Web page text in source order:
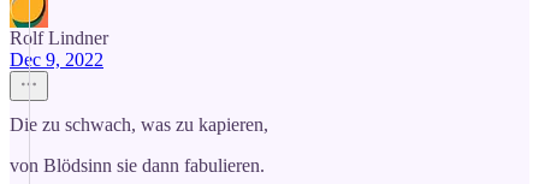
Rolf Lindner
Dec 9, 2022
Die zu schwach, was zu kapieren,
von Blödsinn sie dann fabulieren.